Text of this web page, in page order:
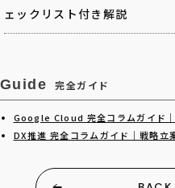
ェックリスト付き解説
Guide 完全ガイド
Google Cloud 完全コラムガイド
DX推進 完全コラムガイド｜戦略立